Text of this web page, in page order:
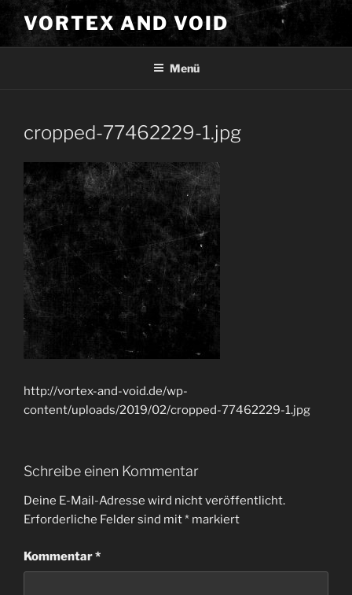
Zum
Inhalt
springen
VORTEX AND VOID
Menü
cropped-77462229-1.jpg
http://vortex-and-void.de/wp-
content/uploads/2019/02/cropped-77462229-1.jpg
Schreibe einen Kommentar
Deine E-Mail-Adresse wird nicht veröffentlicht.
Erforderliche Felder sind mit* markiert
Kommentar*